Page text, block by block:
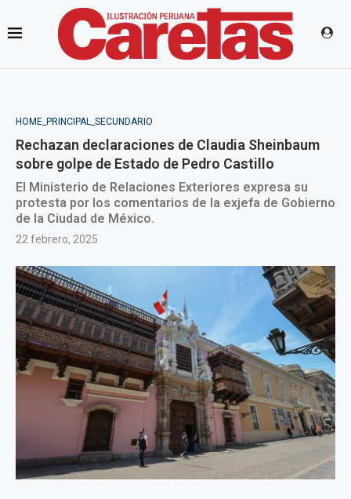
HOME_PRINCIPAL_SECUNDARIO
Rechazan declaraciones de Claudia Sheinbaum
sobre golpe de Estado de Pedro Castillo
El Ministerio de Relaciones Exteriores expresa su
protesta por los comentarios de la exjefa de Gobierno
de la Ciudad de México.
22 febrero, 2025